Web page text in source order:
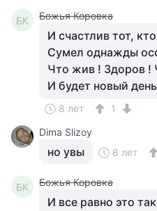
БК Божья Коровка
И счастлив тот,
Сумел однажды
Что жив ! Здоров !
И будет новый
8 лет
1
Dima Slizoy
но увы 8 лет
БК Божья Коровка
И все равно это